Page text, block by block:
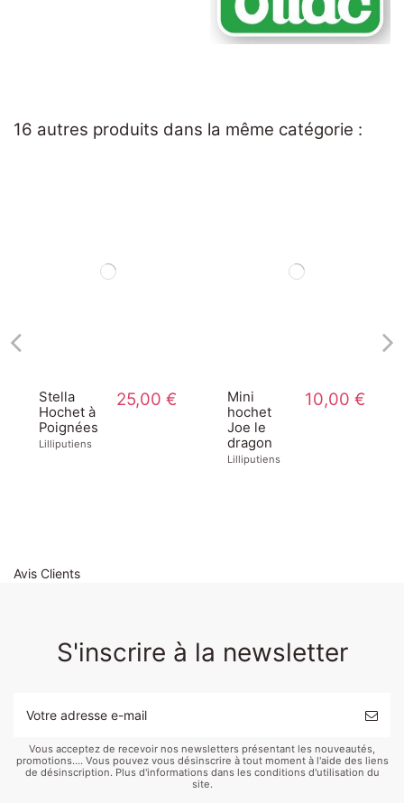
16 autres produits dans la même catégorie :
Stella
Hochet à
Poignées
Lilliputiens
25,00 €
Mini
hochet
Joe le
dragon
Lilliputiens
10,00 €
Avis Clients
S'inscrire à la newsletter
Vous acceptez de recevoir nos newsletters présentant les nouveautés,
promotions.... Vous pouvez vous désinscrire à tout moment à l'aide des liens
de désinscription. Plus d'informations dans les conditions d'utilisation du
site.